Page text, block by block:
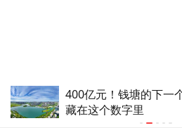
亿元！钱塘的下一个野心，
在这个数字里